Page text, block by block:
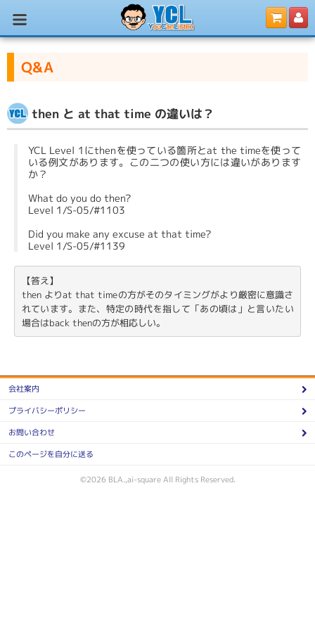
Q&A
then と at that time の違いは？
YCL Level 1にthenを使っている箇所とat the timeを使って
いる例文があります。この二つの使い方には違いがあります
か？
What do you do then?
Level 1/S-05/#1103
Did you make any excuse at that time?
Level 1/S-05/#1139
【答え】
then よりat that timeの方がそのタイミングがより厳密に意識さ
れています。また、特定の時代を指して「あの頃は」と言いたい
会社案内
プライバシーポリシー
お問い合わせ
このページを自分に送る
©2026 BLA.,ai-square All Rights Reserved.